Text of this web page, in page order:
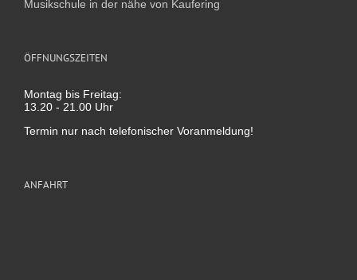
Musikschule in der nähe von Kaufering
ÖFFNUNGSZEITEN
Montag bis Freitag:
13.20 - 21.00 Uhr
Termin nur nach telefonischer Voranmeldung!
ANFAHRT